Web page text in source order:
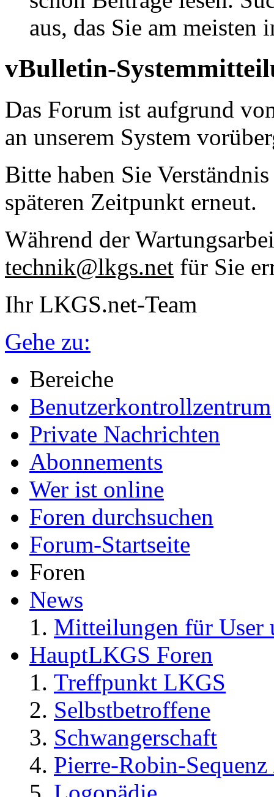
aus, das Sie am meisten
vBulletin-
Das Forum ist aufgrund
an unserem System
Bitte haben Sie
späteren Zeitpunkt erneut.
Während der
technik@lkgs.net für Sie
Ihr LKGS.net-Team
Gehe zu:
Bereiche
Benutzerkontrollzentrum
Private Nachrichten
Abonnements
Wer ist online
Foren durchsuchen
Forum-Startseite
Foren
News
Mitteilungen für User
HauptLKGS Foren
Treffpunkt LKGS
Selbstbetroffene
Schwangerschaft
Pierre-Robin-